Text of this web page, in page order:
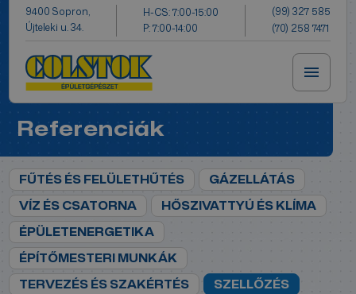
9400 Sopron,
Újteleki u. 34.
H-CS: 7:00-15:00
P: 7:00-14:00
(99) 327 585
(70) 258 7471
Referenciák
FŰTÉS ÉS FELÜLETHŰTÉS
GÁZELLÁTÁS
VÍZ ÉS CSATORNA
HŐSZIVATTYÚ ÉS KLÍMA
ÉPÜLETENERGETIKA
ÉPÍTŐMESTERI MUNKÁK
TERVEZÉS ÉS SZAKÉRTÉS
SZELLŐZÉS